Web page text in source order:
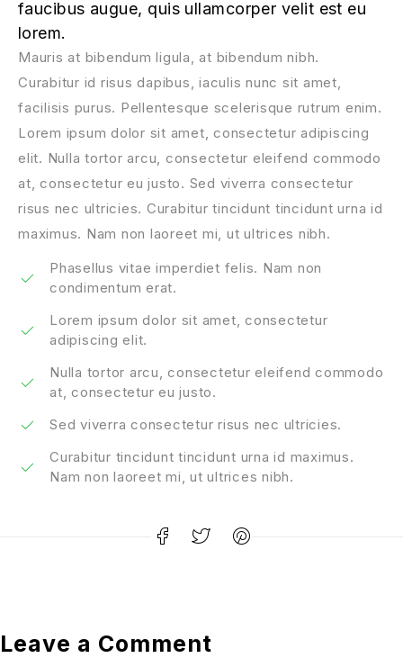
faucibus augue, quis ullamcorper velit est eu
lorem.
Mauris at bibendum ligula, at bibendum nibh.
Curabitur id risus dapibus, iaculis nunc sit amet,
facilisis purus. Pellentesque scelerisque rutrum enim.
Lorem ipsum dolor sit amet, consectetur adipiscing
elit. Nulla tortor arcu, consectetur eleifend commodo
at, consectetur eu justo. Sed viverra consectetur
risus nec ultricies. Curabitur tincidunt tincidunt urna id
maximus. Nam non laoreet mi, ut ultrices nibh.
Phasellus vitae imperdiet felis. Nam non
condimentum erat.
Lorem ipsum dolor sit amet, consectetur
adipiscing elit.
Nulla tortor arcu, consectetur eleifend commodo
at, consectetur eu justo.
Sed viverra consectetur risus nec ultricies.
Curabitur tincidunt tincidunt urna id maximus.
Nam non laoreet mi, ut ultrices nibh.
Leave a Comment